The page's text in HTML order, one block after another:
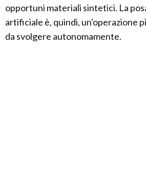
opportuni materiali sintetici. La
artificiale è, quindi, un'operazione
da svolgere autonomamente.